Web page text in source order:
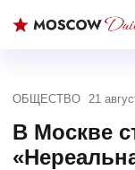
ОБЩЕСТВО 21
В Москве